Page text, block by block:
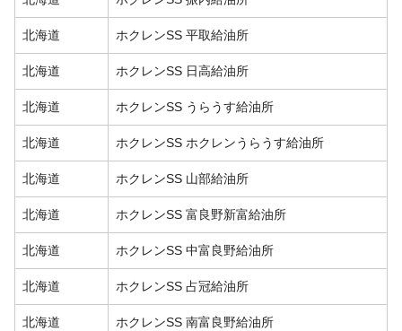
北海道 ホクレンSS 平取給油所
北海道 ホクレンSS 日高給油所
北海道 ホクレンSS うらうす給油所
北海道 ホクレンSS ホクレンうらうす給油所
北海道 ホクレンSS 山部給油所
北海道 ホクレンSS 富良野新富給油所
北海道 ホクレンSS 中富良野給油所
北海道 ホクレンSS 占冠給油所
北海道 ホクレンSS 南富良野給油所